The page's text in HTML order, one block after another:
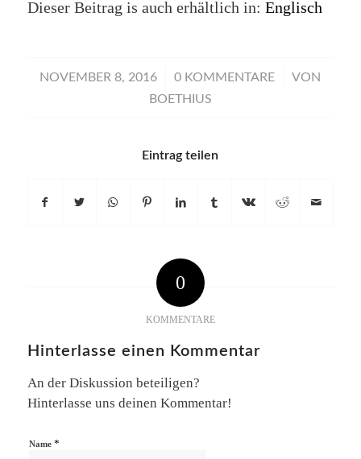
Dieser Beitrag is auch erhältlich in: Englisch
NOVEMBER 8, 2016
/ 0 KOMMENTARE
/
VON
BOETHIUS
Eintrag teilen
0
KOMMENTARE
Hinterlasse einen Kommentar
An der Diskussion beteiligen?
Hinterlasse uns deinen Kommentar!
Name *